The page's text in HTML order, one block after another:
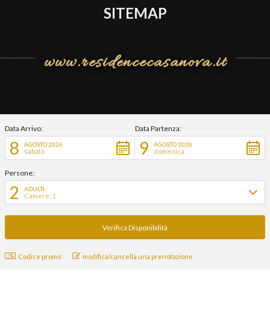
SITEMAP
www.residencecasanova.it
Data Arrivo:
8 AGOSTO 2026
sabato
Data Partenza:
9 AGOSTO 2026
domenica
Persone:
2 ADULTI:
Camere: 1
Codice promo: modifica/cancella una prenotazione